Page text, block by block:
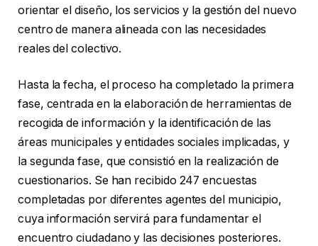
orientar el diseño, los servicios y la gestión del nuevo
centro de manera alineada con las necesidades
reales del colectivo.
Hasta la fecha, el proceso ha completado la primera
fase, centrada en la elaboración de herramientas de
recogida de información y la identificación de las
áreas municipales y entidades sociales implicadas, y
la segunda fase, que consistió en la realización de
cuestionarios. Se han recibido 247 encuestas
completadas por diferentes agentes del municipio,
cuya información servirá para fundamentar el
encuentro ciudadano y las decisiones posteriores.